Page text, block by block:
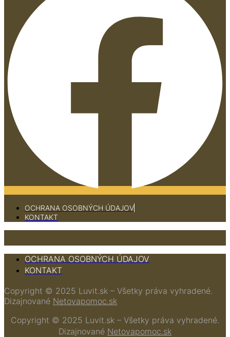
OCHRANA OSOBNÝCH ÚDAJOV
KONTAKT
OCHRANA OSOBNÝCH ÚDAJOV
KONTAKT
Copyright © 2025 Luvit.sk – Všetky práva vyhradené.
Dizajnované Netovapomoc.sk
Copyright © 2025 Luvit.sk – Všetky práva vyhradené.
Dizajnované Netovapomoc.sk